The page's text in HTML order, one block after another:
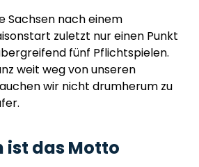
Sachsen nach einem
zuletzt nur einen Punkt
fünf Pflichtspielen.
weit weg von unseren
wir nicht drumherum zu
ist das Motto